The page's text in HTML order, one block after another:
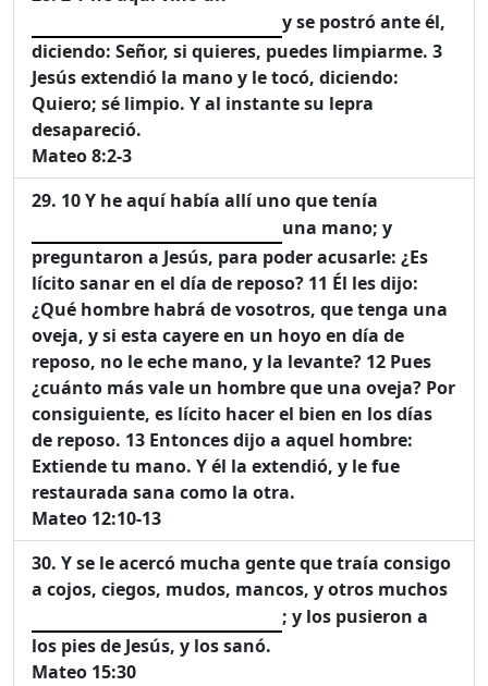
y se postró ante él,
diciendo: Señor, si quieres, puedes limpiarme. 3
Jesús extendió la mano y le tocó, diciendo:
Quiero; sé limpio. Y al instante su lepra
desapareció.
Mateo 8:2-3
10 Y he aquí había allí uno que tenía
una mano; y
preguntaron a Jesús, para poder acusarle: ¿Es
lícito sanar en el día de reposo? 11 Él les dijo:
¿Qué hombre habrá de vosotros, que tenga una
oveja, y si esta cayere en un hoyo en día de
reposo, no le eche mano, y la levante? 12 Pues
¿cuánto más vale un hombre que una oveja? Por
consiguiente, es lícito hacer el bien en los días
de reposo. 13 Entonces dijo a aquel hombre:
Extiende tu mano. Y él la extendió, y le fue
restaurada sana como la otra.
Mateo 12:10-13
Y se le acercó mucha gente que traía consigo
a cojos, ciegos, mudos, mancos, y otros muchos
; y los pusieron a
los pies de Jesús, y los sanó.
Mateo 15:30